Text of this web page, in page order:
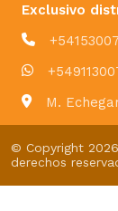
Exclusivo
M.
© Copyright 2026
derechos